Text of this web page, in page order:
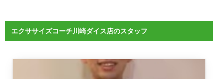
エクササイズコーチ川崎ダイス店のスタッフ